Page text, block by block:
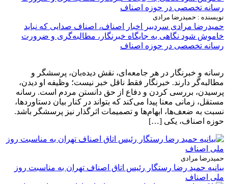
نویسنده : حمیدرضا مرادی
حمیدرضا مرادی سردبیر اخبار اصناف، اصناف صدایی که نباید
خاموش شود نگاهی به جایگاه خبرنگار، مطالبه‌گری و ضرورت
رسانه تخصصی در حوزه اصناف
رسانه و خبرنگار در هر جامعه‌ای، نقش دیده‌بان، پرسشگر و
مطالبه‌گر دارند. خبرنگار فقط ناقل خبر نیست؛ وظیفه او دیدن،
پرسیدن، بررسی کردن و دفاع از حق دانستن مردم است. رسانه
مستقل، زمانی معنا پیدا می‌کند که بتواند در کنار بیان دستاوردها،
نسبت به ضعف‌ها، ابهام‌ها و تصمیمات اثرگذار نیز پرسشگر باشد.
حوزه اصناف، یکی […]
حمیدرضا مرادی
بیانیه حمید رضا رستگار رئیس اتاق اصناف تهران به مناسبت روز
ملی اصناف